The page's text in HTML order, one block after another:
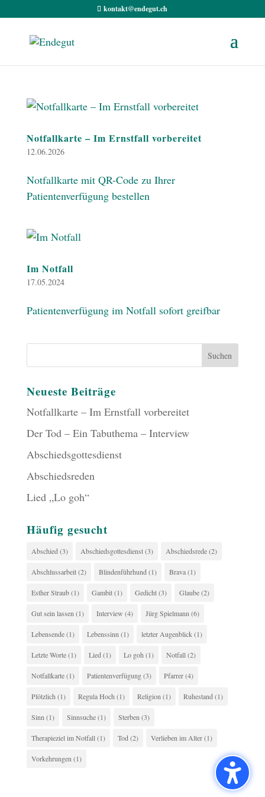
kontakt@endegut.ch
Notfallkarte – Im Ernstfall vorbereitet
12.06.2026
Notfallkarte mit QR-Code zu Ihrer
Patientenverfügung bestellen
Im Notfall
17.05.2024
Patientenverfügung im Notfall sofort greifbar
Neueste Beiträge
Notfallkarte – Im Ernstfall vorbereitet
Der Tod – Ein Tabuthema – Interview
Abschiedsgottesdienst
Abschiedsreden
Lied „Lo goh“
Häufig gesucht
Abschied (3) Abschiedsgottesdienst(3) Abschiedsrede(2)
Abschlussarbeit(2) Blindenführhund (1) Brava(1)
Esther Straub(1) Gambit(1) Gedicht(3) Glaube(2)
Gut sein lassen (1) Interview (4) Jürg Spielmann (6)
Lebensende(1) Lebenssinn (1) letzter Augenblick(1)
Letzte Worte(1) Lied (1) Lo goh (1) Notfall(2)
Notfallkarte(1) Patientenverfügung(3) Pfarrer(4)
Plötzlich (1) Regula Hoch (1) Religion (1) Ruhestand (1)
Sinn (1) Sinnsuche(1) Sterben (3)
Therapieziel im Notfall(1) Tod (2) Verlieben im Alter(1)
Vorkehrungen (1)